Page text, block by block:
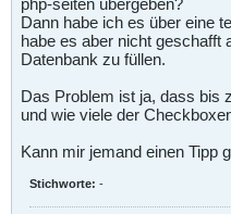
Dann habe ich es über eine
habe es aber nicht geschafft
Datenbank zu füllen.
Das Problem ist ja, dass bis
und wie viele der
Kann mir jemand einen Tipp
Stichworte: -